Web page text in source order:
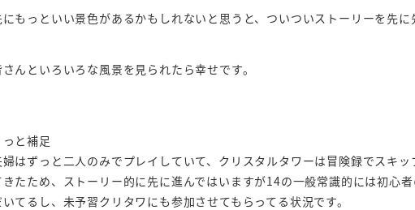
もっといい景色があるかもしれないと思うと、ついついストーリーを先に
んといろいろな風景を見られたら幸せです。
と補足
はずっと二人のみでプレイしていて、クリスタルタワーは冒険録でスキ
たため、ストーリー的に先に進んではいますが14の一般常識的には初心
てるし、未予習クリタワにも参加させてもらってる状況です。